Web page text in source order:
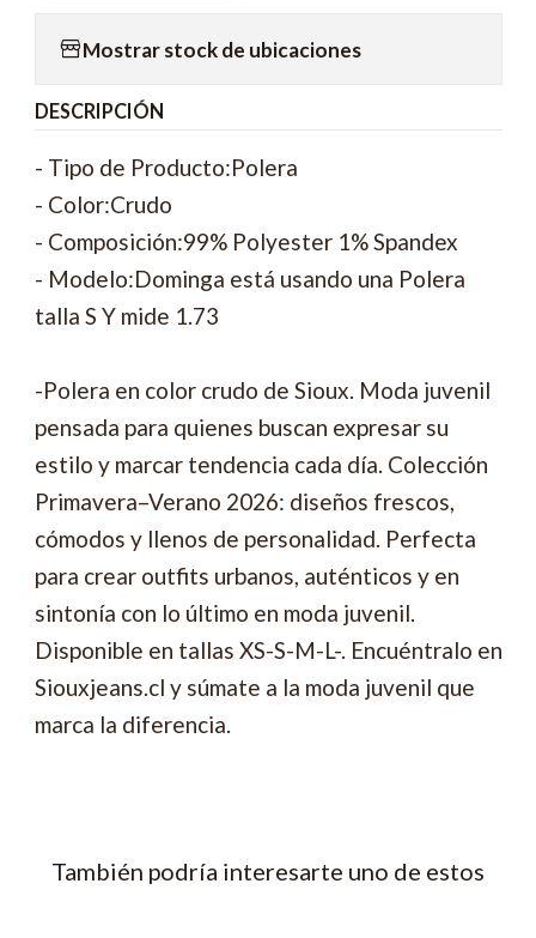
Mostrar stock de ubicaciones
DESCRIPCIÓN
- Tipo de Producto:Polera
- Color:Crudo
- Composición:99% Polyester 1% Spandex
- Modelo:Dominga está usando una Polera
talla S Y mide 1.73
-Polera en color crudo de Sioux. Moda juvenil
pensada para quienes buscan expresar su
estilo y marcar tendencia cada día. Colección
Primavera–Verano 2026: diseños frescos,
cómodos y llenos de personalidad. Perfecta
para crear outfits urbanos, auténticos y en
sintonía con lo último en moda juvenil.
Disponible en tallas XS-S-M-L-. Encuéntralo en
Siouxjeans.cl y súmate a la moda juvenil que
marca la diferencia.
También podría interesarte uno de estos